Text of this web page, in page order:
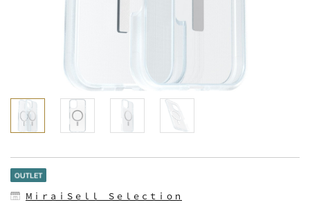
MⅰｒａｉＳｅｌｌ Ｓｅｌｅｃｔｉｏｎ